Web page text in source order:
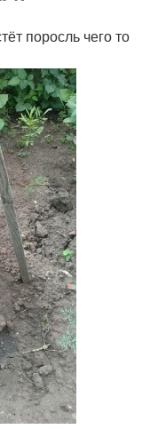
поросль чего то